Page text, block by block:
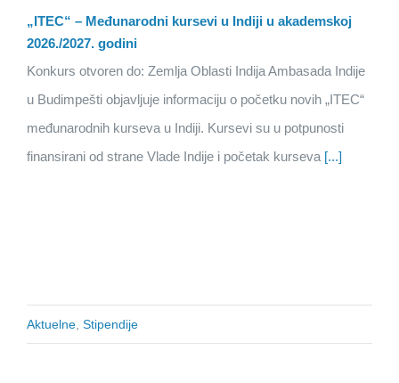
„ITEC“ – Međunarodni kursevi u Indiji u akademskoj
2026./2027. godini
Konkurs otvoren do: Zemlja Oblasti Indija Ambasada Indije
u Budimpešti objavljuje informaciju o početku novih „ITEC“
međunarodnih kurseva u Indiji. Kursevi su u potpunosti
finansirani od strane Vlade Indije i početak kurseva [...]
Aktuelne, Stipendije